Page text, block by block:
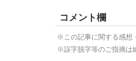
コメント欄
※この記事に関する感想
※誤字脱字等のご指摘は